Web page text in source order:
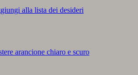
alla lista dei desideri
arancione chiaro e scuro